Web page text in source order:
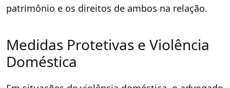
patrimônio e os direitos de ambos na relação.
Medidas Protetivas e Violência
Doméstica